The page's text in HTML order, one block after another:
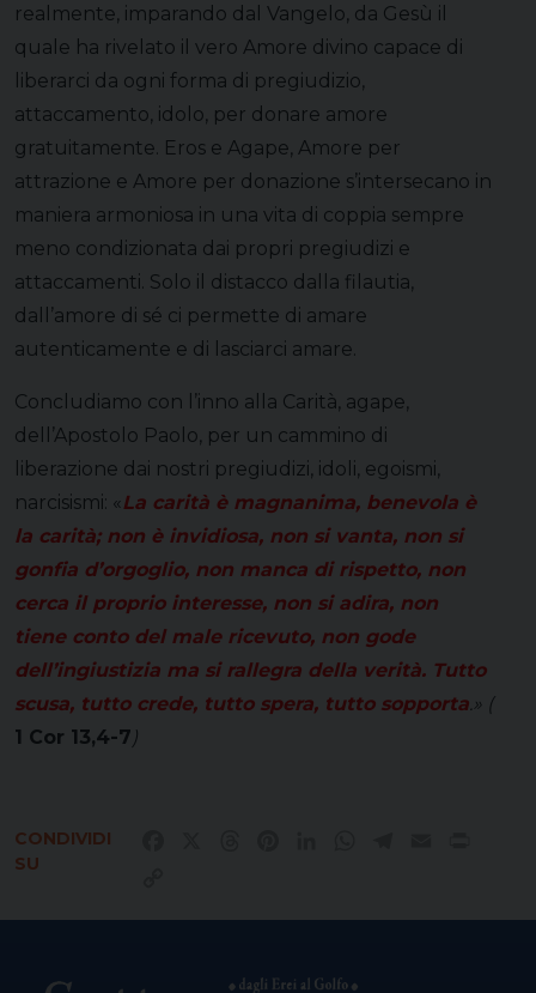
realmente, imparando dal Vangelo, da Gesù il
quale ha rivelato il vero Amore divino capace di
liberarci da ogni forma di pregiudizio,
attaccamento, idolo, per donare amore
gratuitamente. Eros e Agape, Amore per
attrazione e Amore per donazione s’intersecano in
maniera armoniosa in una vita di coppia sempre
meno condizionata dai propri pregiudizi e
attaccamenti. Solo il distacco dalla filautia,
dall’amore di sé ci permette di amare
autenticamente e di lasciarci amare.
Concludiamo con l’inno alla Carità, agape,
dell’Apostolo Paolo, per un cammino di
liberazione dai nostri pregiudizi, idoli, egoismi,
narcisismi: « La carità è magnanima, benevola è
la carità; non è invidiosa, non si vanta, non si
gonfia d’orgoglio, non manca di rispetto, non
cerca il proprio interesse, non si adira, non
tiene conto del male ricevuto, non gode
dell’ingiustizia ma si rallegra della verità. Tutto
scusa, tutto crede, tutto spera, tutto sopporta.» (
1 Cor 13,4-7)
CONDIVIDI
SU